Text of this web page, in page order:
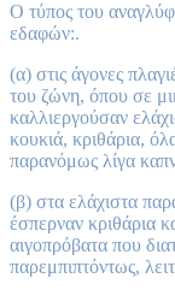
Ο τύπος του
εδαφών:.
(α) στις άγονες
του ζώνη, όπου σε
καλλιεργούσαν
κουκιά, κριθάρια,
παρανόμως λίγα
(β) στα ελάχιστα
έσπερναν κριθάρια
αιγοπρόβατα που
παρεμπιπτόντως,